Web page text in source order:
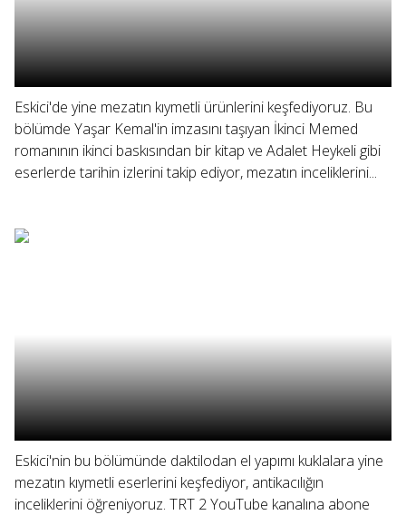
Eskici'de yine mezatın kıymetli ürünlerini keşfediyoruz. Bu
bölümde Yaşar Kemal'in imzasını taşıyan İkinci Memed
romanının ikinci baskısından bir kitap ve Adalet Heykeli gibi
eserlerde tarihin izlerini takip ediyor, mezatın inceliklerini...
Eskici'nin bu bölümünde daktilodan el yapımı kuklalara yine
mezatın kıymetli eserlerini keşfediyor, antikacılığın
inceliklerini öğreniyoruz. TRT 2 YouTube kanalına abone